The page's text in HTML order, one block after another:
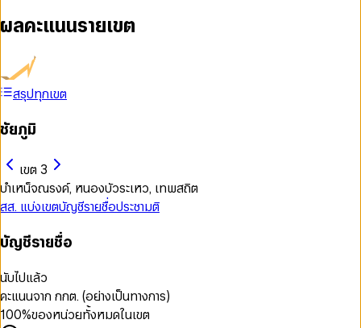
ผลคะแนนรายเขต
สรุปทุกเขต
ชัยภูมิ
เขต 3
บำเหน็จณรงค์, หนองบัวระเหว, เทพสถิต
สส. แบ่งเขตบัญชีรายชื่อประชามติ
บัญชีรายชื่อ
นับไปแล้ว
คะแนนจาก กกต. (อย่างเป็นทางการ)
100%ของหน่วยทั้งหมดในเขต